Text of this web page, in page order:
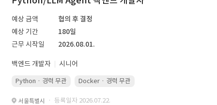
예상 금액
협의 후 결정
예상 기간
180일
근무 시작일
2026.08.01.
백엔드 개발자 시니어
Python · 경력 무관 Docker · 경력 무관
서울특별시 · 등록일자 2026.07.22.